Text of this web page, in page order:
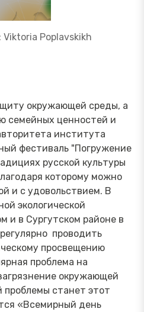
Poplavskikh
окружающей среды, а
семейных ценностей и
института
фестиваль "Погружение
русской культуры
которому можно
и с удовольствием. В
экологической
и в Сургутском районе в
проводить
просвещению
проблема на
окружающей
станет этот
«Всемирный день